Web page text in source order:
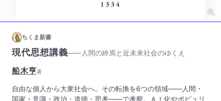
ちくま新書
現代思想講義——人間の終焉と近未来社会のゆくえ
船木亨著
自由な個人から大衆社会へ。その転換を6つの領域――人間・
国家・意識・政治・道徳・思考――で考察。ＡＩ化やポピュリ